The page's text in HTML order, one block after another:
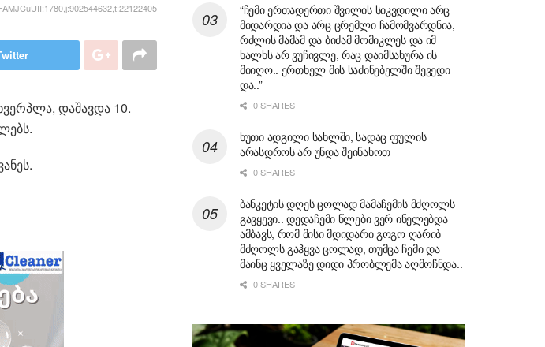
დაშავდა 10.
“ჩემი ერთადერთი შვილის სიკვდილი არც
მიდარდია და არც ცრემლი ჩამომვარდნია,
რძლის მამამ და ბიძამ მომიკლეს და იმ
ხალხს არ ვუჩივლე, რაც დაიმსახურა ის
მიიღო.. ერთხელ მის საძინებელში შევედი
და..”
0 SHARES
ხუთი ადგილი სახლში, სადაც ფულის
არასდროს არ უნდა შეინახოთ
0 SHARES
ბანკეტის დღეს ცოლად მამაჩემის მძღოლს
გავყევი.. დედაჩემი წლები ვერ ინელებდა
ამბავს, რომ მისი მდიდარი გოგო ღარიბ
მძღოლს გაჰყვა ცოლად, თუმცა ჩემი და
მაინც ყველაზე დიდი პრობლემა აღმოჩნდა..
0 SHARES